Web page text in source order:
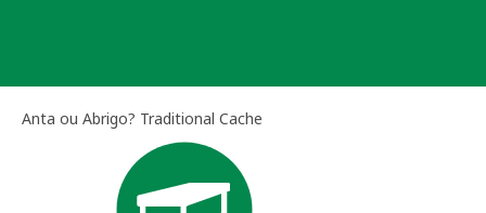
Anta ou Abrigo? Traditional Cache